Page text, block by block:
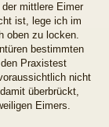
mittlere Eimer
ist, lege ich im
oben zu locken.
bestimmten
Praxistest
nicht
überbrückt,
Eimers.